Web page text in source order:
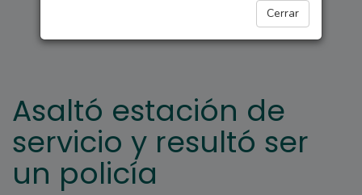
Cerrar
Asaltó estación de
servicio y resultó ser
un policía